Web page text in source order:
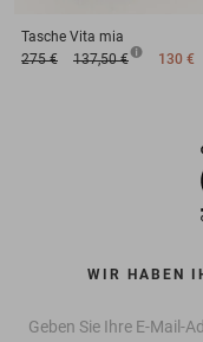
Tasche Vita mia
275 €
137,50 € 130 €
WIR HABEN